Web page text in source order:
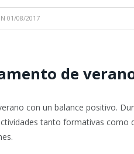
01/08/2017
de
con un balance positivo.
tanto formativas como